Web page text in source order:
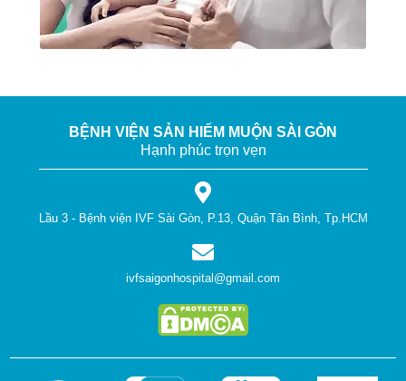
BỆNH VIỆN SẢN HIẾM MUỘN SÀI GÒN
Hạnh phúc trọn vẹn
Lầu 3 - Bệnh viện IVF Sài Gòn, P.13, Quận Tân Bình, Tp.HCM
ivfsaigonhospital@gmail.com